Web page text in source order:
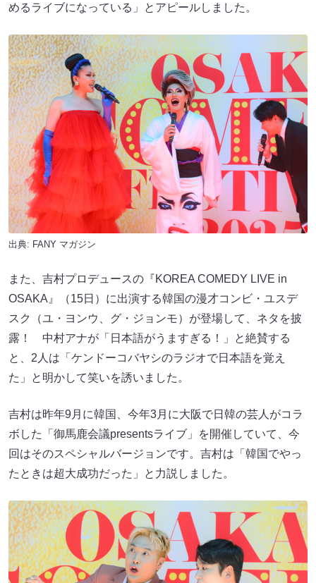
めるライブになっている」とアピールしました。
出典: FANY マガジン
また、吉村プロデュースの『KOREA COMEDY LIVE in
OSAKA』（15日）に出演する韓国の漫才コンビ・ユスデ
スク（ユ・ヨンウ、グ・ジョンモ）が登場して、ネタを披
露！ 中村アナが「日本語がうますぎる！」と絶賛する
と、2人は「ケンドーコバヤシのラジオで日本語を覚え
た」と明かして笑いを誘いました。
吉村は昨年9月に韓国、今年3月に大阪で日韓の芸人がコラ
ボした「御馬鹿会議presentsライブ」を開催していて、今
回はそのスペシャルバージョンです。吉村は「韓国でやっ
たときは超大成功だった」と力説しました。